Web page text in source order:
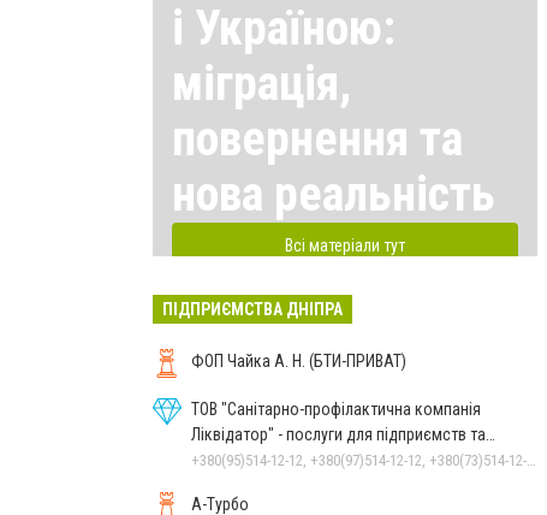
і Україною:
міграція,
повернення та
нова реальність
Всі матеріали тут
ПІДПРИЄМСТВА ДНІПРА
ФОП Чайка А. Н. (БТИ-ПРИВАТ)
ТОВ "Санітарно-профілактична компанія
Ліквідатор" - послуги для підприємств та
населення
А-Турбо